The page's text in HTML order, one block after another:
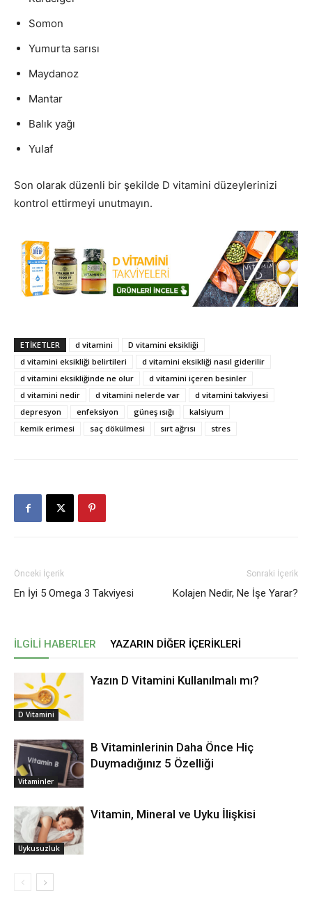
Somon
Yumurta sarısı
Maydanoz
Mantar
Balık yağı
Yulaf
Son olarak düzenli bir şekilde D vitamini düzeylerinizi
kontrol ettirmeyi unutmayın.
ETIKETLER d vitamini
D vitamini eksikliği
d vitamini eksikliği belirtileri
d vitamini eksikliği nasıl giderilir
d vitamini eksikliğinde ne olur
d vitamini içeren besinler
d vitamini nedir
d vitamini nelerde var
d vitamini takviyesi
depresyon
enfeksiyon güneş ısığı
kalsiyum
kemik erimesi
saç dökülmesi sırt ağrısı stres
Önceki İçerik
En İyi 5 Omega 3 Takviyesi
Sonraki İçerik
Kolajen Nedir, Ne İşe Yarar?
İLGILI HABERLER YAZARIN DIĞER İÇERIKLERI
D Vitamini
Yazın D Vitamini Kullanılmalı mı?
Vitaminler
B Vitaminlerinin Daha Önce Hiç
Duymadığınız 5 Özelliği
Uykusuzluk
Vitamin, Mineral ve Uyku İlişkisi